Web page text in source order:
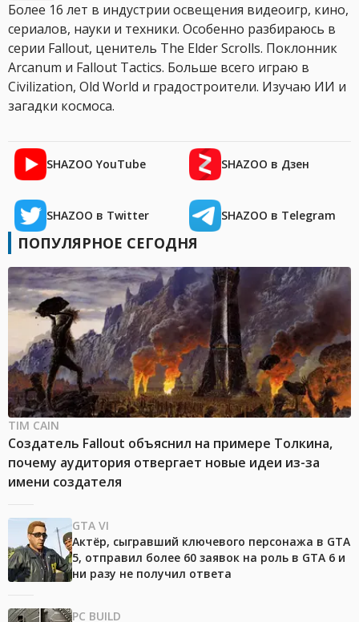
Более 16 лет в индустрии освещения видеоигр, кино,
сериалов, науки и техники. Особенно разбираюсь в
серии Fallout, ценитель The Elder Scrolls. Поклонник
Arcanum и Fallout Tactics. Больше всего играю в
Civilization, Old World и градостроители. Изучаю ИИ и
загадки космоса.
SHAZOO YouTube SHAZOO в Дзен
SHAZOO в Twitter SHAZOO в Telegram
ПОПУЛЯРНОЕ СЕГОДНЯ
TIM CAIN
Создатель Fallout объяснил на примере Толкина,
почему аудитория отвергает новые идеи из-за
имени создателя
GTA VI
Актёр, сыгравший ключевого персонажа в GTA
5, отправил более 60 заявок на роль в GTA 6 и
ни разу не получил ответа
PC BUILD